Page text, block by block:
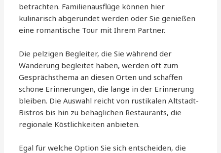
betrachten. Familienausflüge können hier
kulinarisch abgerundet werden oder Sie genießen
eine romantische Tour mit Ihrem Partner.
Die pelzigen Begleiter, die Sie während der
Wanderung begleitet haben, werden oft zum
Gesprächsthema an diesen Orten und schaffen
schöne Erinnerungen, die lange in der Erinnerung
bleiben. Die Auswahl reicht von rustikalen Altstadt-
Bistros bis hin zu behaglichen Restaurants, die
regionale Köstlichkeiten anbieten.
Egal für welche Option Sie sich entscheiden, die